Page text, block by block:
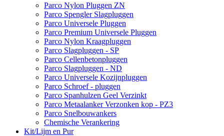
Parco Nylon Pluggen ZN
Parco Spengler Slagpluggen
Parco Universele Pluggen
Parco Premium Universele Pluggen
Parco Nylon Kraagpluggen
Parco Slagpluggen - SP
Parco Cellenbetonpluggen
Parco Slagpluggen - ND
Parco Universele Kozijnpluggen
Parco Schroef - pluggen
Parco Spanhulzen Geel Verzinkt
Parco Metaalanker Verzonken kop - PZ3
Parco Snelbouwankers
Chemische Verankering
Kit/Lijm en Pur